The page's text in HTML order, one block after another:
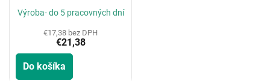
1998-2003
Výroba- do 5 pracovných dní
€17,38 bez DPH
€21,38
Do košíka